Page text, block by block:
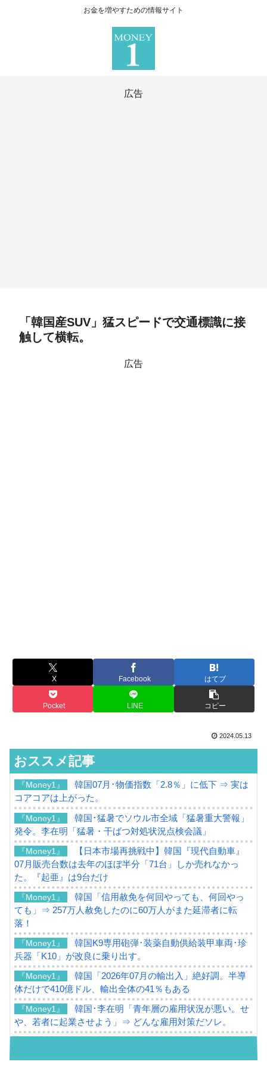
お金を増やすための情報サイト
広告
「韓国産SUV」猛スピードで交通標識に接
触して横転。
広告
X Facebook はてブ
Pocket LINE コピー
2024.05.13
おススメ記事
『Money1』
韓国07月･物価指数「2.8％」に低下 ⇒ 実は
コアコアは上がった。
『Money1』
韓国･猛暑でソウル市全域「猛暑重大警報」
発令。李在明「猛暑・干ばつ対処状況点検会議」
『Money1』
【日本市場再挑戦中】韓国『現代自動車』
07月販売台数は去年のほぼ半分「71台」しか売れなかっ
た。『起亜』は9台だけ
『Money1』
韓国「信用赦免を何回やっても、何回やっ
ても」⇒ 257万人赦免したのに60万人がまた延滞者に転
落！
『Money1』
韓国K9専用砲弾･装薬自動供給装甲車両･珍
兵器「K10」が改良に乗り出す。
『Money1』
韓国「2026年07月の輸出入」絶好調。半導
体だけで410億ドル、輸出全体の41％もある
『Money1』
韓国･李在明「青年層の雇用状況が悪い。せ
や、若者に起業させよう」⇒ どんな雇用対策だソレ。